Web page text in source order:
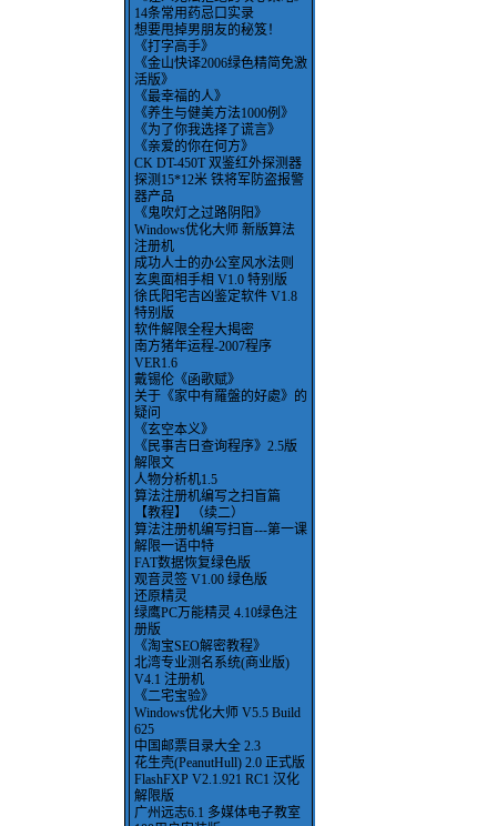
14条常用药忌口实录
想要甩掉男朋友的秘笈！
《打字高手》
《金山快译2006绿色精简免激
活版》
《最幸福的人》
《养生与健美方法1000例》
《为了你我选择了谎言》
《亲爱的你在何方》
CK DT-450T 双鉴红外探测器
探测15*12米 铁将军防盗报警
器产品
《鬼吹灯之过路阴阳》
Windows优化大师 新版算法
注册机
成功人士的办公室风水法则
玄奥面相手相 V1.0 特别版
徐氏阳宅吉凶鉴定软件 V1.8
特别版
软件解限全程大揭密
南方猪年运程-2007程序
VER1.6
戴锡伦《函歌赋》
关于《家中有羅盤的好處》的
疑问
《玄空本义》
《民事吉日查询程序》2.5版
解限文
人物分析机1.5
算法注册机编写之扫盲篇
【教程】 （续二）
算法注册机编写扫盲---第一课
解限一语中特
FAT数据恢复绿色版
观音灵签 V1.00 绿色版
还原精灵
绿鹰PC万能精灵 4.10绿色注
册版
《淘宝SEO解密教程》
北湾专业测名系统(商业版)
V4.1 注册机
《二宅宝验》
Windows优化大师 V5.5 Build
625
中国邮票目录大全 2.3
花生壳(PeanutHull) 2.0 正式版
FlashFXP V2.1.921 RC1 汉化
解限版
广州远志6.1 多媒体电子教室